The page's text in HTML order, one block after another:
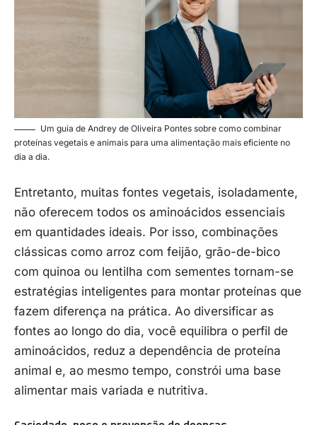
Um guia de Andrey de Oliveira Pontes sobre como combinar
proteínas vegetais e animais para uma alimentação mais eficiente no
dia a dia.
Entretanto, muitas fontes vegetais, isoladamente,
não oferecem todos os aminoácidos essenciais
em quantidades ideais. Por isso, combinações
clássicas como arroz com feijão, grão-de-bico
com quinoa ou lentilha com sementes tornam-se
estratégias inteligentes para montar proteínas que
fazem diferença na prática. Ao diversificar as
fontes ao longo do dia, você equilibra o perfil de
aminoácidos, reduz a dependência de proteína
animal e, ao mesmo tempo, constrói uma base
alimentar mais variada e nutritiva.